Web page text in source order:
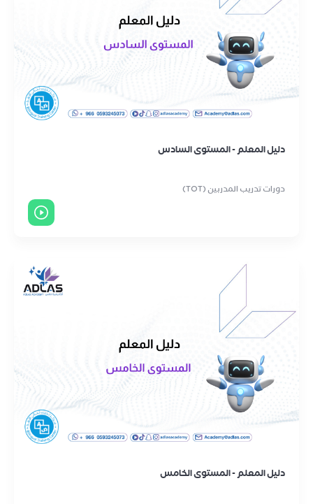
دليل المعلم - المستوى السادس
دورات تدريب المدربين (TOT)
دليل المعلم - المستوى الخامس